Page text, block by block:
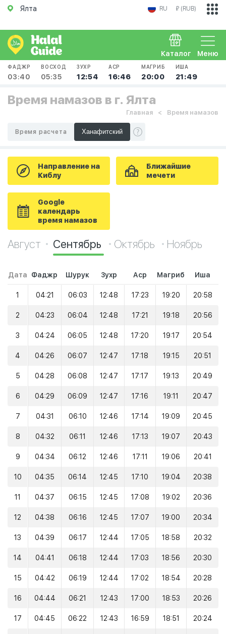
Ялта RU ₽ (RUB)
Меню
Каталог
ФАДЖР
03:40
ВОСХОД
05:35
ЗУХР
12:54
АСР
16:46
МАГРИБ
20:00
ИША
21:49
Время намазов в г. Ялта
Главная Время намазов
Время расчета
Направление на
Киблу
Ближайшие
мечети
Google
календарь
время намазов
Август Сентябрь Октябрь Ноябрь
Дата Фаджр Шурук Зухр Аср Магриб Иша
1 04:21 06:03 12:48 17:23 19:20 20:58
2 04:23 06:04 12:48 17:21 19:18 20:56
3 04:24 06:05 12:48 17:20 19:17 20:54
4 04:26 06:07 12:47 17:18 19:15 20:51
5 04:28 06:08 12:47 17:17 19:13 20:49
6 04:29 06:09 12:47 17:16 19:11 20:47
7 04:31 06:10 12:46 17:14 19:09 20:45
8 04:32 06:11 12:46 17:13 19:07 20:43
9 04:34 06:12 12:46 17:11 19:06 20:41
10 04:35 06:14 12:45 17:10 19:04 20:38
11 04:37 06:15 12:45 17:08 19:02 20:36
12 04:38 06:16 12:45 17:07 19:00 20:34
13 04:39 06:17 12:44 17:05 18:58 20:32
14 04:41 06:18 12:44 17:03 18:56 20:30
15 04:42 06:19 12:44 17:02 18:54 20:28
16 04:44 06:21 12:43 17:00 18:53 20:26
17 04:45 06:22 12:43 16:59 18:51 20:24